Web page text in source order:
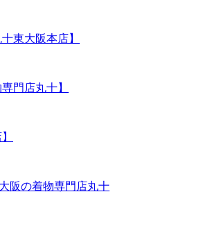
東大阪本店】
門店丸十】
阪の着物専門店丸十